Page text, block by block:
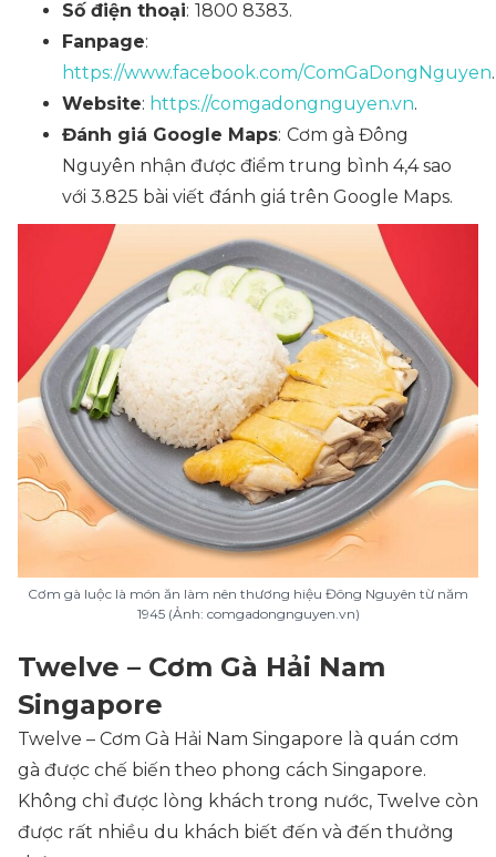
Số điện thoại: 1800 8383.
Fanpage:
https://www.facebook.com/ComGaDongNguyen
Website: https://comgadongnguyen.vn.
Đánh giá Google Maps: Cơm gà Đông
Nguyên nhận được điểm trung bình 4,4 sao
với 3.825 bài viết đánh giá trên Google Maps.
Cơm gà luộc là món ăn làm nên thương hiệu Đông Nguyên từ năm
1945 (Ảnh: comgadongnguyen.vn)
Twelve – Cơm Gà Hải Nam
Singapore
Twelve – Cơm Gà Hải Nam Singapore là quán cơm
gà được chế biến theo phong cách Singapore.
Không chỉ được lòng khách trong nước, Twelve còn
được rất nhiều du khách biết đến và đến thưởng